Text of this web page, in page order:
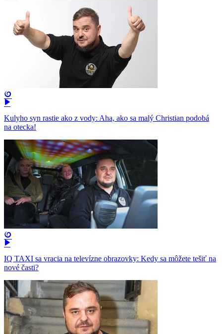
Kulyho syn rastie ako z vody: Aha, ako sa malý Christian podobá
na otecka!
IQ TAXI sa vracia na televízne obrazovky: Kedy sa môžete tešiť na
nové časti?